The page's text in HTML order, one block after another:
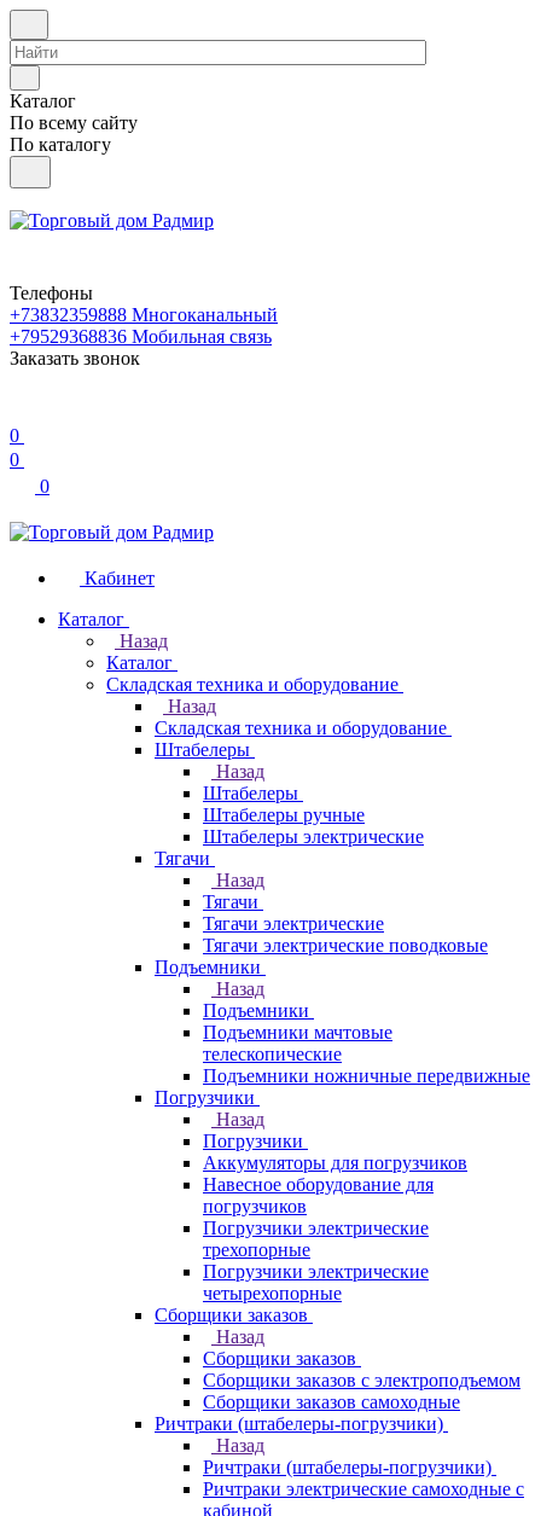
Каталог
По всему сайту
По каталогу
Телефоны
+73832359888 Многоканальный
+79529368836 Мобильная связь
Заказать звонок
0
0
0
Кабинет
Каталог
Назад
Каталог
Складская техника и оборудование
Назад
Складская техника и оборудование
Штабелеры
Назад
Штабелеры
Штабелеры ручные
Штабелеры электрические
Тягачи
Назад
Тягачи
Тягачи электрические
Тягачи электрические поводковые
Подъемники
Назад
Подъемники
Подъемники мачтовые
телескопические
Подъемники ножничные передвижные
Погрузчики
Назад
Погрузчики
Аккумуляторы для погрузчиков
Навесное оборудование для
погрузчиков
Погрузчики электрические
трехопорные
Погрузчики электрические
четырехопорные
Сборщики заказов
Назад
Сборщики заказов
Сборщики заказов с электроподъемом
Сборщики заказов самоходные
Ричтраки (штабелеры-погрузчики)
Назад
Ричтраки (штабелеры-погрузчики)
Ричтраки электрические самоходные с
кабиной